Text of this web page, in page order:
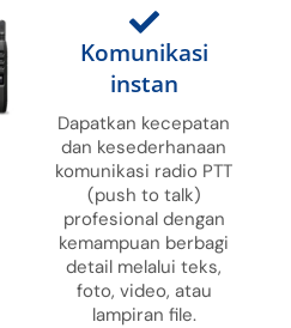
Komunikasi
instan
Dapatkan kecepatan
dan kesederhanaan
komunikasi radio PTT
(push to talk)
profesional dengan
kemampuan berbagi
detail melalui teks,
foto, video, atau
lampiran file.